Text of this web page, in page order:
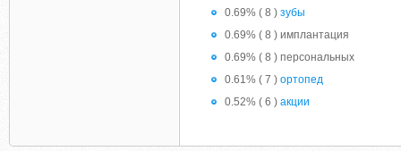
0.69% ( 8 ) зубы
0.69% ( 8 ) имплантация
0.69% ( 8 ) персональных
0.61% ( 7 ) ортопед
0.52% ( 6 ) акции